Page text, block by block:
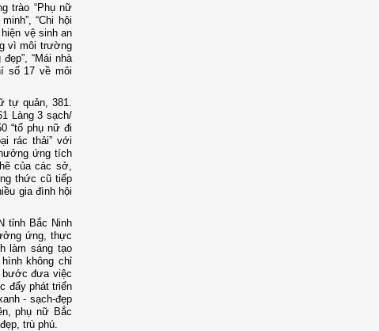
trào “Phụ nữ
“Chi hội
vệ sinh an
vì môi trường
“Mái nhà
số 17 về môi
tự quản, 381.
Làng 3 sạch/
“tổ phụ nữ đi
rác thải” với
ứng tích
của các sở,
thức cũ tiếp
gia đình hội
tỉnh Bắc Ninh
ứng, thực
làm sáng tạo
không chỉ
bước đưa việc
đẩy phát triển
- sạch-đẹp
phụ nữ Bắc
trù phú.